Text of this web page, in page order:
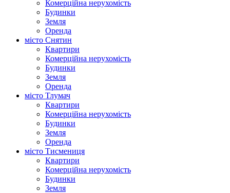
Комерційна нерухомість
Будинки
Земля
Оренда
місто Снятин
Квартири
Комерційна нерухомість
Будинки
Земля
Оренда
місто Тлумач
Квартири
Комерційна нерухомість
Будинки
Земля
Оренда
місто Тисмениця
Квартири
Комерційна нерухомість
Будинки
Земля